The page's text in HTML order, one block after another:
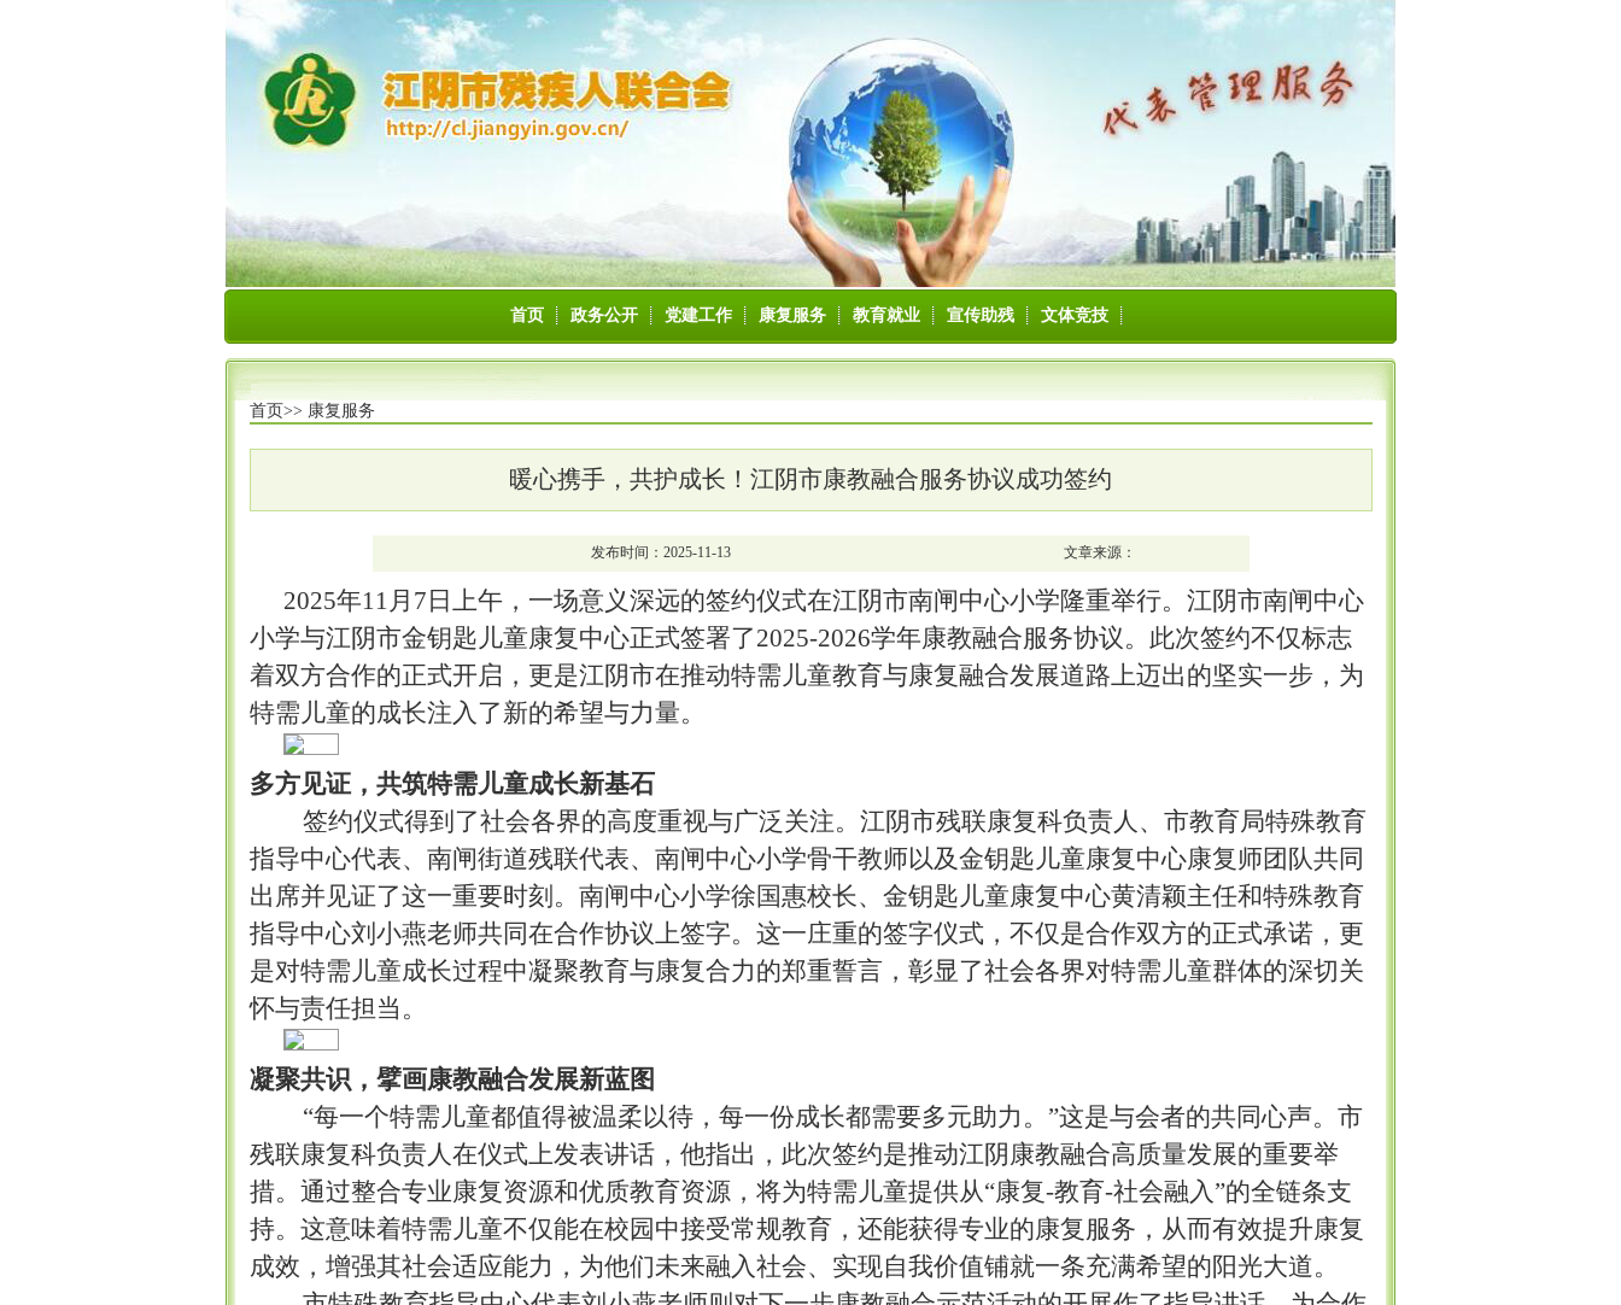
首页 政务公开 党建工作 康复服务 教育就业 宣传助残 文体竞技
首页>> 康复服务
暖心携手，共护成长！江阴市康教融合服务协议成功签约
发布时间：2025-11-13 文章来源：
2025年11月7日上午，一场意义深远的签约仪式在江阴市南闸中心小学隆重举行。江阴市南闸中心
小学与江阴市金钥匙儿童康复中心正式签署了2025-2026学年康教融合服务协议。此次签约不仅标志
着双方合作的正式开启，更是江阴市在推动特需儿童教育与康复融合发展道路上迈出的坚实一步，为
特需儿童的成长注入了新的希望与力量。
多方见证，共筑特需儿童成长新基石
签约仪式得到了社会各界的高度重视与广泛关注。江阴市残联康复科负责人、市教育局特殊教育
指导中心代表、南闸街道残联代表、南闸中心小学骨干教师以及金钥匙儿童康复中心康复师团队共同
出席并见证了这一重要时刻。南闸中心小学徐国惠校长、金钥匙儿童康复中心黄清颖主任和特殊教育
指导中心刘小燕老师共同在合作协议上签字。这一庄重的签字仪式，不仅是合作双方的正式承诺，更
是对特需儿童成长过程中凝聚教育与康复合力的郑重誓言，彰显了社会各界对特需儿童群体的深切关
怀与责任担当。
凝聚共识，擘画康教融合发展新蓝图
“每一个特需儿童都值得被温柔以待，每一份成长都需要多元助力。”这是与会者的共同心声。市
残联康复科负责人在仪式上发表讲话，他指出，此次签约是推动江阴康教融合高质量发展的重要举
措。通过整合专业康复资源和优质教育资源，将为特需儿童提供从“康复-教育-社会融入”的全链条支
持。这意味着特需儿童不仅能在校园中接受常规教育，还能获得专业的康复服务，从而有效提升康复
成效，增强其社会适应能力，为他们未来融入社会、实现自我价值铺就一条充满希望的阳光大道。